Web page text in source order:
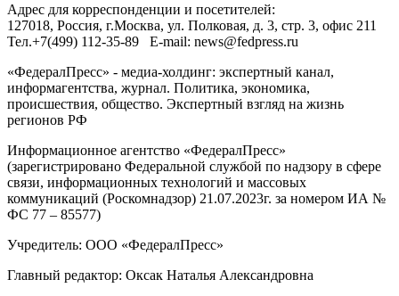
Адрес для корреспонденции и посетителей:
127018, Россия, г.Москва, ул. Полковая, д. 3, стр. 3, офис 211
Тел.+7(499) 112-35-89 E-mail: news@fedpress.ru
«ФедералПресс» - медиа-холдинг: экспертный канал,
информагентства, журнал. Политика, экономика,
происшествия, общество. Экспертный взгляд на жизнь
регионов РФ
Информационное агентство «ФедералПресс»
(зарегистрировано Федеральной службой по надзору в сфере
связи, информационных технологий и массовых
коммуникаций (Роскомнадзор) 21.07.2023г. за номером ИА №
ФС 77 – 85577)
Учредитель: ООО «ФедералПресс»
Главный редактор: Оксак Наталья Александровна